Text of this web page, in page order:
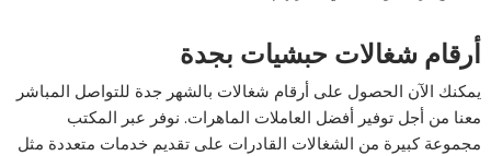
أرقام شغالات حبشيات بجدة
يمكنك الآن الحصول على أرقام شغالات بالشهر جدة للتواصل المباشر
معنا من أجل توفير أفضل العاملات الماهرات. نوفر عبر المكتب
مجموعة كبيرة من الشغالات القادرات على تقديم خدمات متعددة مثل